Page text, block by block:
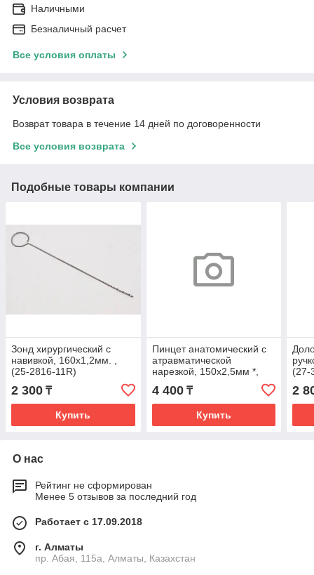
Наличными
Безналичный расчет
Все условия оплаты
Условия возврата
Возврат товара в течение 14 дней по договоренности
Все условия возврата
Подобные товары компании
Зонд хирургический с
навивкой, 160х1,2мм. ,
(25-2816-11R)
2 300 ₸
Купить
Пинцет анатомический с
атравматической
нарезкой, 150х2,5мм *,
(12-0421-15R)
4 400₸
Купить
(27-
2
О нас
Рейтинг не сформирован
Менее 5 отзывов за последний год
Работает с 17.09.2018
г. Алматы
пр. Абая, 115а, Алматы, Казахстан